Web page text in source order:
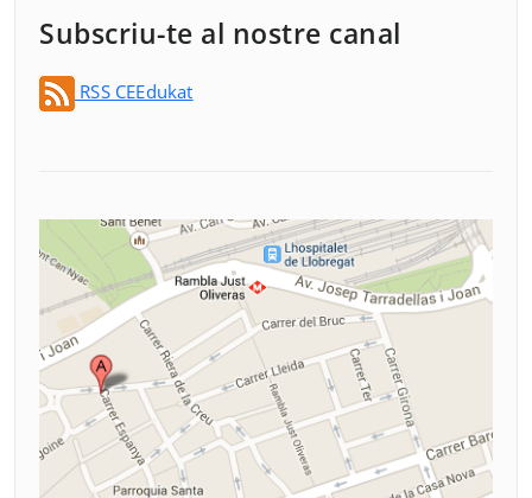
Subscriu-te al nostre canal
RSS CEEdukat